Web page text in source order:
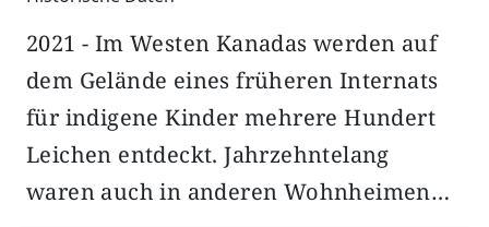
2021 - Im Westen Kanadas werden auf
dem Gelände eines früheren Internats
für indigene Kinder mehrere Hundert
Leichen entdeckt. Jahrzehntelang
waren auch in anderen Wohnheimen…